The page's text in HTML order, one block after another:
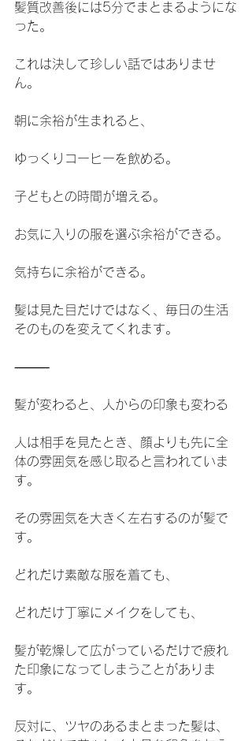
髪質改善後には5分でまとまるようにな
った。
これは決して珍しい話ではありませ
ん。
朝に余裕が生まれると、
ゆっくりコーヒーを飲める。
子どもとの時間が増える。
お気に入りの服を選ぶ余裕ができる。
気持ちに余裕ができる。
髪は見た目だけではなく、毎日の生活
そのものを変えてくれます。
⸻
髪が変わると、人からの印象も変わる
人は相手を見たとき、顔よりも先に全
体の雰囲気を感じ取ると言われていま
す。
その雰囲気を大きく左右するのが髪で
す。
どれだけ素敵な服を着ても、
どれだけ丁寧にメイクをしても、
髪が乾燥して広がっているだけで疲れ
た印象になってしまうことがありま
す。
反対に、ツヤのあるまとまった髪は、